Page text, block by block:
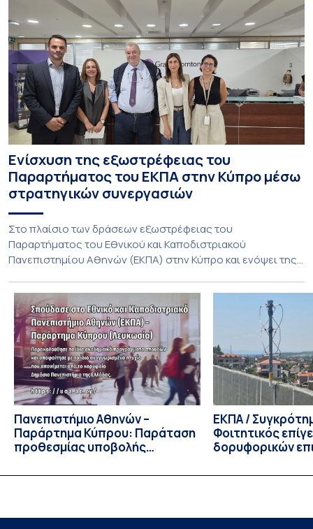
Ενίσχυση της εξωστρέφειας του
Παραρτήματος του ΕΚΠΑ στην Κύπρο μέσω
στρατηγικών συνεργασιών
Στο πλαίσιο των δράσεων εξωστρέφειας του
Παραρτήματος του Εθνικού και Καποδιστριακού
Πανεπιστημίου Αθηνών (ΕΚΠΑ) στην Κύπρο και ενόψει της
Τμήματος Οικονομικών Επιστημών και του Τμήματος
Διοίκησης Επιχειρήσεων και Οργανισμών τον Σεπτέμβριο
του 2026, ο Κοσμήτορας της Σχολής Οικονομικών και
Πολιτικών Επιστημών, Καθηγητής Νικόλαος Ηρειώτης, και ο
Πρόεδρος του Τμήματος […]
Πανεπιστήμιο Αθηνών –
Παράρτημα Κύπρου: Παράταση
προθεσμίας υποβολής
υποψηφίων
ΕΚΠΑ /
Φοιτητικός
δορυφορικών